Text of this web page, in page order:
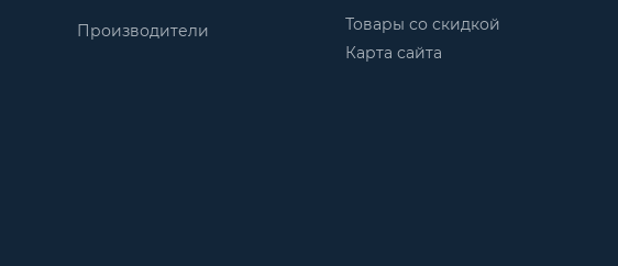
Производители
Товары со скидкой
Карта сайта